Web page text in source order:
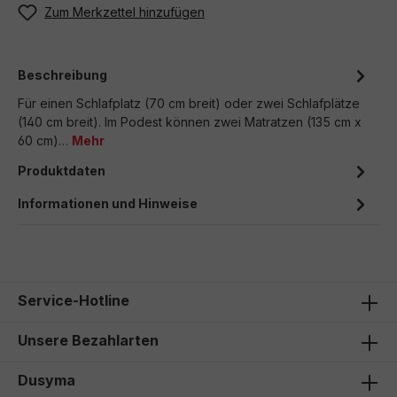
Zum Merkzettel hinzufügen
Beschreibung
Für einen Schlafplatz (70 cm breit) oder zwei Schlafplätze
(140 cm breit). Im Podest können zwei Matratzen (135 cm x
60 cm)… Mehr
Produktdaten
Informationen und Hinweise
Service-Hotline
Unsere Bezahlarten
Dusyma